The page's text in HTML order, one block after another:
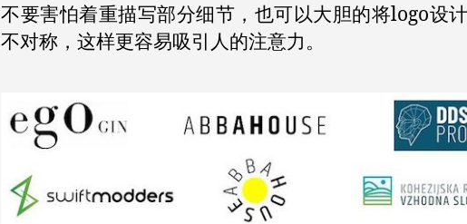
不要害怕着重描写部分细节，也可以大胆的将logo设
不对称，这样更容易吸引人的注意力。